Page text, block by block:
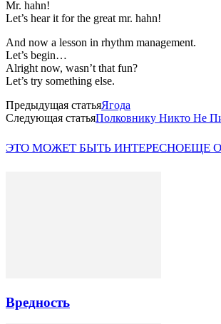
Mr. hahn!
Let’s hear it for the great mr. hahn!
And now a lesson in rhythm management.
Let’s begin…
Alright now, wasn’t that fun?
Let’s try something else.
Предыдущая статьяЯгода
Следующая статьяПолковнику Никто Не
ЭТО МОЖЕТ БЫТЬ ИНТЕРЕСНОЕЩЕ
Вредность